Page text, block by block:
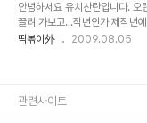
안녕하세요 유치찬란입니다. 오
끌려 가보고...작년인가 제작년
올렸던..기억이..ㅋㅋㅋ) 이 곳
떡볶이外 2009.08.05
관련사이트